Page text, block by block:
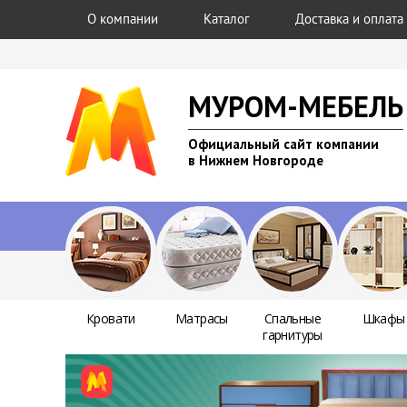
О компании Каталог Доставка и оплата
МУРОМ-МЕБЕЛЬ
Официальный сайт компании
в Нижнем Новгороде
Кровати Матрасы
Спальные
гарнитуры
Шкафы